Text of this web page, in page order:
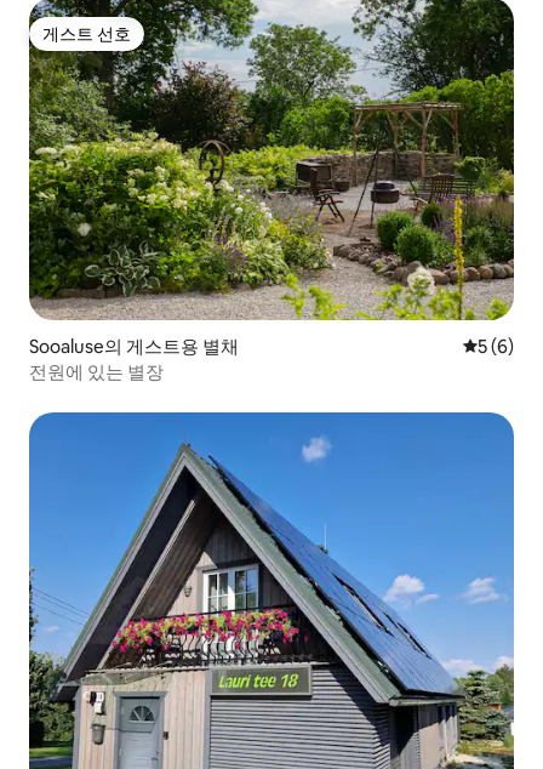
게스트 선호
게스트 선호
Sooaluse의 게스트용 별채 평점 5점
5 (6)
전원에 있는 별장